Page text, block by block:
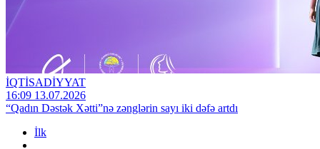
İQTİSADİYYAT
16:09 13.07.2026
“Qadın Dəstək Xətti”nə zənglərin sayı iki dəfə artdı
İlk